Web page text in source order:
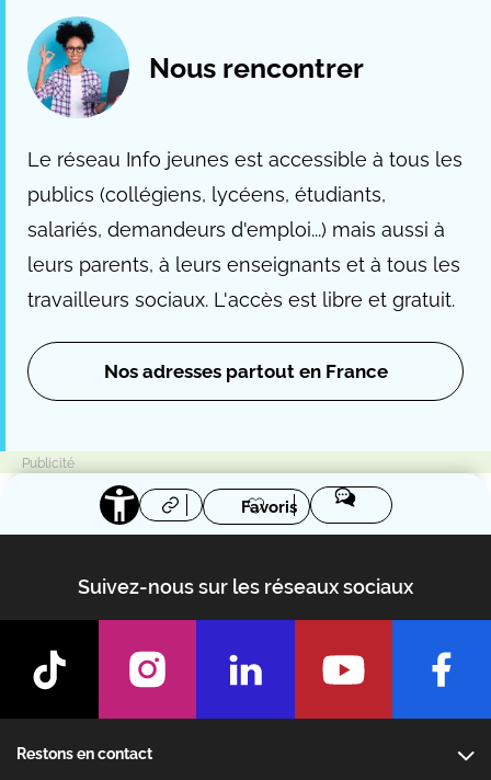
Nous rencontrer
Le réseau Info jeunes est accessible à tous les
publics (collégiens, lycéens, étudiants,
salariés, demandeurs d'emploi...) mais aussi à
leurs parents, à leurs enseignants et à tous les
travailleurs sociaux. L'accès est libre et gratuit.
Nos adresses partout en France
Favoris
Suivez-nous sur les réseaux sociaux
Restons en contact